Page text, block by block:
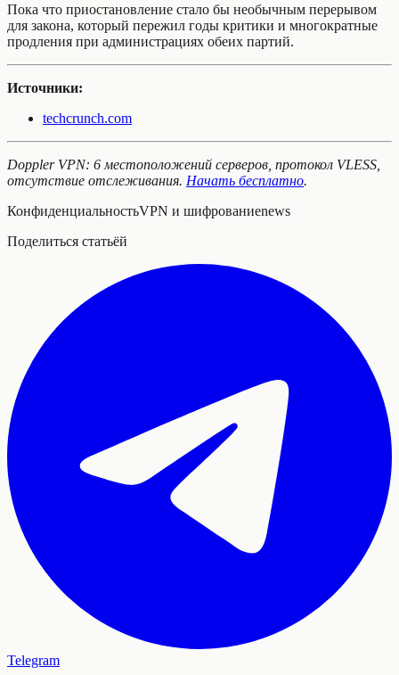
Пока что приостановление стало бы необычным перерывом
для закона, который пережил годы критики и многократные
продления при администрациях обеих партий.
Источники:
techcrunch.com
Doppler VPN: 6 местоположений серверов, протокол VLESS,
отсутствие отслеживания. Начать бесплатно.
КонфиденциальностьVPN и шифрованиеnews
Поделиться статьёй
Telegram